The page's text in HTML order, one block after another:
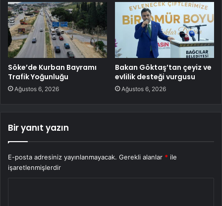
Söke’de Kurban Bayramı
Trafik Yoğunluğu
Ağustos 6, 2026
Bakan Göktaş’tan çeyiz ve
evlilik desteği vurgusu
Ağustos 6, 2026
Bir yanıt yazın
E-posta adresiniz yayınlanmayacak. Gerekli alanlar * ile
işaretlenmişlerdir